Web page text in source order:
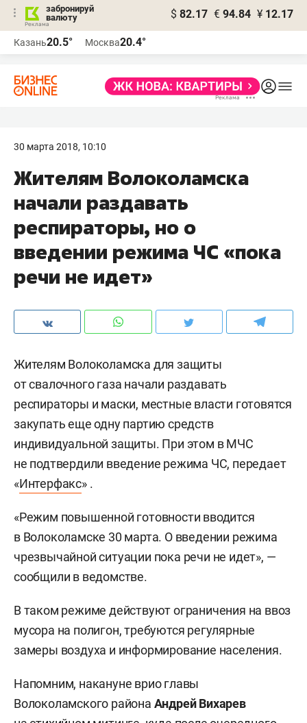
забронируй
валюту
$ 82.17 € 94.84 ¥ 12.17
Казань20.5° Москва20.4°
30 марта 2018, 10:10
Жителям Волоколамска
начали раздавать
респираторы, но о
введении режима ЧС «пока
речи не идет»
Жителям Волоколамска для защиты
от свалочного газа начали раздавать
респираторы и маски, местные власти готовятся
закупать еще одну партию средств
индивидуальной защиты. При этом в МЧС
не подтвердили введение режима ЧС, передает
«Интерфакс» .
«Режим повышенной готовности вводится
в Волоколамске 30 марта. О введении режима
чрезвычайной ситуации пока речи не идет», —
сообщили в ведомстве.
В таком режиме действуют ограничения на ввоз
мусора на полигон, требуются регулярные
замеры воздуха и информирование населения.
Напомним, накануне врио главы
Волоколамского района Андрей Вихарев